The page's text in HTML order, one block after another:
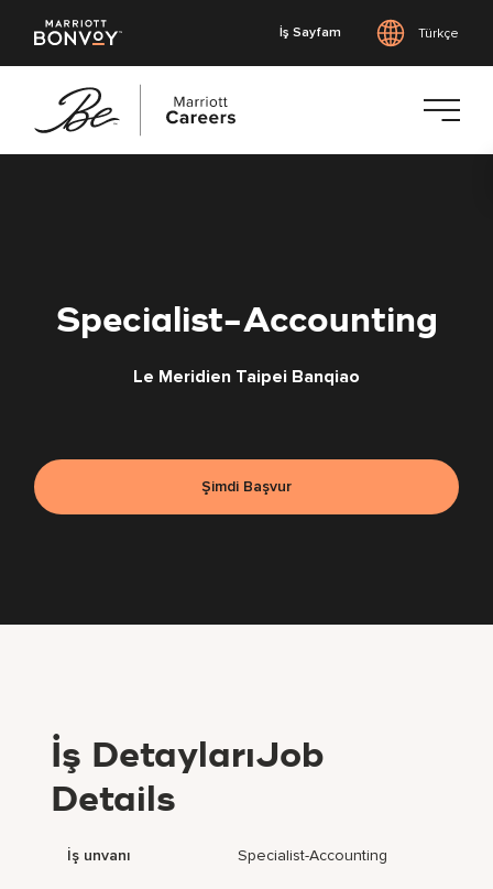
İş Sayfam Türkçe
Specialist-Accounting
Le Meridien Taipei Banqiao
Şimdi Başvur
İş DetaylarıJob
Details
İş unvanı Specialist-Accounting